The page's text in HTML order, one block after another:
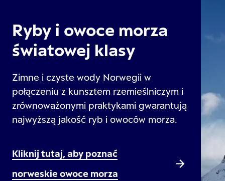
Ryby i owoce morza
światowej klasy
Zimne i czyste wody Norwegii w
połączeniu z kunsztem rzemieślniczym i
zrównoważonymi praktykami gwarantują
najwyższą jakość ryb i owoców morza.
Kliknij tutaj, aby poznać
norweskie owoce morza